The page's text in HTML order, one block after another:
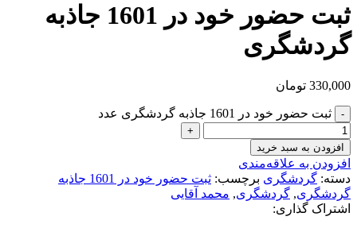
ثبت حضور خود در 1601 جاذبه
گردشگری
330,000 تومان
ثبت حضور خود در 1601 جاذبه گردشگری عدد
افزودن به سبد خرید
افزودن به علاقه‌مندی
دسته: گردشگری برچسب:
ثبت حضور خود در 1601 جاذبه
گردشگری, گردشگری, محمد آقایی
اشتراک گذاری: